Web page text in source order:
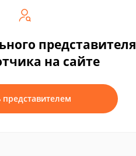
представителя
на сайте
представителем